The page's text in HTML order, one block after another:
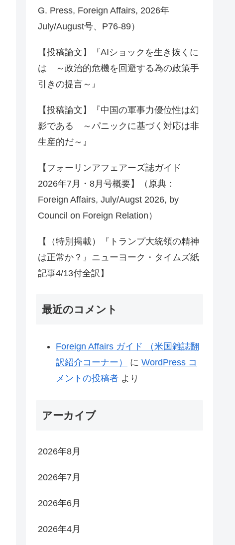
G. Press, Foreign Affairs, 2026年
July/August号、P76-89）
【投稿論文】『AIショックを生き抜くに
は ～政治的危機を回避する為の政策手
引きの提言～』
【投稿論文】『中国の軍事力優位性は幻
影である ～パニックに基づく対応は非
生産的だ～』
【フォーリンアフェアーズ誌ガイド
2026年7月・8月号概要】（原典：
Foreign Affairs, July/Augst 2026, by
Council on Foreign Relation）
【（特別掲載）『トランプ大統領の精神
は正常か？』ニューヨーク・タイムズ紙
記事4/13付全訳】
最近のコメント
Foreign Affairs ガイド （米国雑誌翻
訳紹介コーナー）
に WordPress コ
メントの投稿者 より
アーカイブ
2026年8月
2026年7月
2026年6月
2026年4月